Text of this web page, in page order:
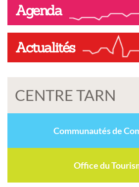
Agenda
Actualités
CENTRE TARN
Communautés de
Office du